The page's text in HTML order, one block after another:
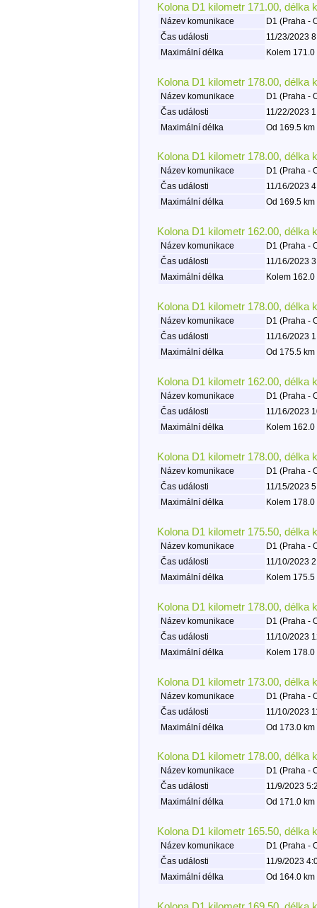
Kolona D1 kilometr 171.00, délka
Název komunikace
D1 (Praha -
Čas události
11/23/2023
Maximální délka
Kolem
Kolona D1 kilometr 178.00, délka
Název komunikace
D1 (Praha -
Čas události
11/22/2023
Maximální délka
Od 169.5
Kolona D1 kilometr 178.00, délka
Název komunikace
D1 (Praha -
Čas události
11/16/2023
Maximální délka
Od 169.5
Kolona D1 kilometr 162.00, délka
Název komunikace
D1 (Praha -
Čas události
11/16/2023
Maximální délka
Kolem
Kolona D1 kilometr 178.00, délka
Název komunikace
D1 (Praha -
Čas události
11/16/2023
Maximální délka
Od 175.5
Kolona D1 kilometr 162.00, délka
Název komunikace
D1 (Praha -
Čas události
11/16/2023
Maximální délka
Kolem
Kolona D1 kilometr 178.00, délka
Název komunikace
D1 (Praha -
Čas události
11/15/2023
Maximální délka
Kolem
Kolona D1 kilometr 175.50, délka
Název komunikace
D1 (Praha -
Čas události
11/10/2023
Maximální délka
Kolem
Kolona D1 kilometr 178.00, délka
Název komunikace
D1 (Praha -
Čas události
11/10/2023
Maximální délka
Kolem
Kolona D1 kilometr 173.00, délka
Název komunikace
D1 (Praha -
Čas události
11/10/2023
Maximální délka
Od 173.0
Kolona D1 kilometr 178.00, délka
Název komunikace
D1 (Praha -
Čas události
11/9/2023
Maximální délka
Od 171.0
Kolona D1 kilometr 165.50, délka
Název komunikace
D1 (Praha -
Čas události
11/9/2023
Maximální délka
Od 164.0